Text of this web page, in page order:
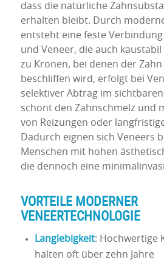
dass die natürliche
erhalten bleibt. Durch
entsteht eine feste Verbindung
und Veneer, die auch kaustabil
zu Kronen, bei denen der
beschliffen wird, erfolgt bei
selektiver Abtrag im sichtbaren
schont den Zahnschmelz und
von Reizungen oder
Dadurch eignen sich Veneers
Menschen mit hohen
die dennoch eine
VORTEILE MODERNER
VENEERTECHNOLOGIE
Langlebigkeit: Hochwertige
halten oft über zehn Jahre